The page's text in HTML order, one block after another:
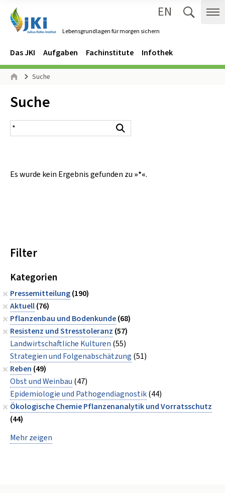
Lebensgrundlagen für morgen sichern
EN
Navigation
Hauptmenü
Das JKI Aufgaben Fachinstitute Infothek
Seitenpfad
Suche
Inhalt:
Suche
Suchergebnis
Es wurde kein Ergebnis gefunden zu »*«.
Filter
Kategorien
Pressemitteilung(190)
Aktuell(76)
Pflanzenbau und Bodenkunde(68)
Resistenz und Stresstoleranz (57)
Landwirtschaftliche Kulturen (55)
Strategien und Folgenabschätzung (51)
Reben (49)
Obst und Weinbau (47)
Epidemiologie und Pathogendiagnostik(44)
Ökologische Chemie Pflanzenanalytik und Vorratsschutz
(44)
Mehr zeigen